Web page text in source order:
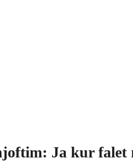
Ja kur falet